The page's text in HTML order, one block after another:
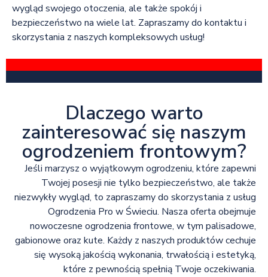
wygląd swojego otoczenia, ale także spokój i
bezpieczeństwo na wiele lat. Zapraszamy do kontaktu i
skorzystania z naszych kompleksowych usług!
Dlaczego warto
zainteresować się naszym
ogrodzeniem frontowym?
Jeśli marzysz o wyjątkowym ogrodzeniu, które zapewni
Twojej posesji nie tylko bezpieczeństwo, ale także
niezwykły wygląd, to zapraszamy do skorzystania z usług
Ogrodzenia Pro w Świeciu. Nasza oferta obejmuje
nowoczesne ogrodzenia frontowe, w tym palisadowe,
gabionowe oraz kute. Każdy z naszych produktów cechuje
się wysoką jakością wykonania, trwałością i estetyką,
które z pewnością spełnią Twoje oczekiwania.